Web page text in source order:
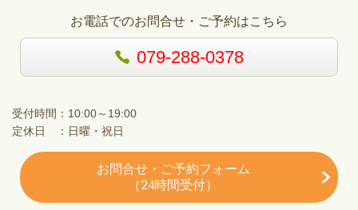
お電話でのお問合せ・ご予約はこちら
079-288-0378
受付時間：10:00～19:00
定休日 ：日曜・祝日
お問合せ・ご予約フォーム
（24時間受付）